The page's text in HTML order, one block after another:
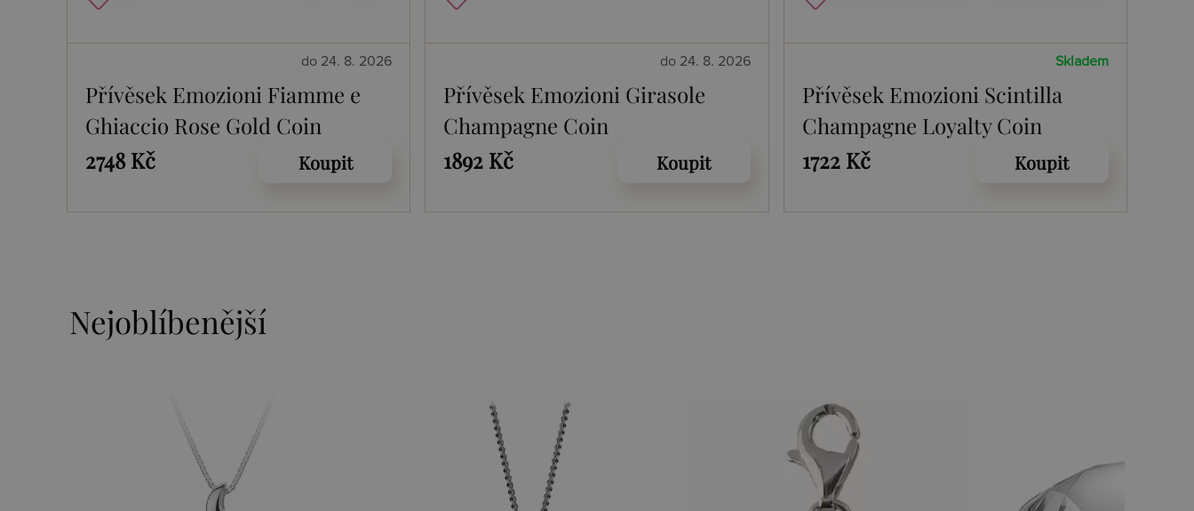
do 24. 8. 2026
Přívěsek Emozioni Fiamme e
Ghiaccio Rose Gold Coin
2748 Kč
Koupit
do 24. 8. 2026
Přívěsek Emozioni Girasole
Champagne Coin
1892 Kč
Koupit
Skladem
Přívěsek Emozioni Scintilla
Champagne Loyalty Coin
1722 Kč
Koupit
Nejoblíbenější